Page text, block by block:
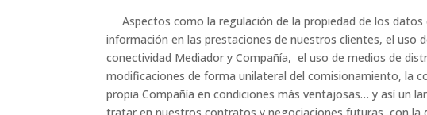
Aspectos como la regulación de la propiedad de los
información en las prestaciones de nuestros clientes, el uso
conectividad Mediador y Compañía, el uso de medios de
modificaciones de forma unilateral del comisionamiento, la
propia Compañía en condiciones más ventajosas… y así un